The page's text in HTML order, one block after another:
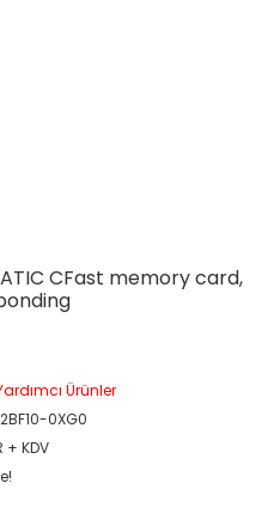
CFast memory card,
Ürünler
0XG0
+ KDV